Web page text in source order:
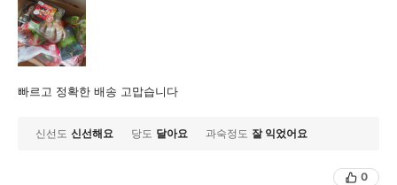
빠르고 정확한 배송 고맙습니다
신선도 신선해요 당도 달아요 과숙정도 잘 익었어요
0